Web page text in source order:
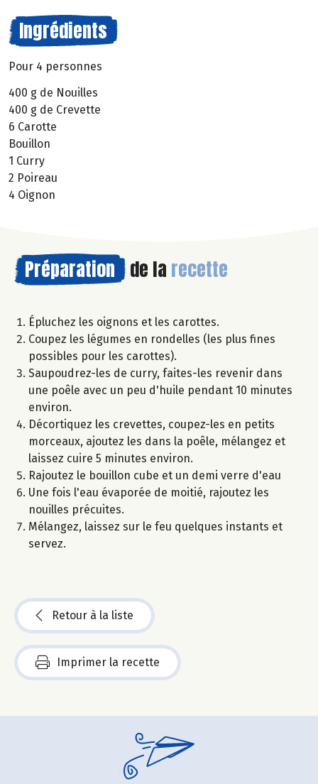
Ingrédients
Pour 4 personnes
400 g de Nouilles
400 g de Crevette
6 Carotte
Bouillon
1 Curry
2 Poireau
4 Oignon
Préparation de la recette
Épluchez les oignons et les carottes.
Coupez les légumes en rondelles (les plus fines
possibles pour les carottes).
Saupoudrez-les de curry, faites-les revenir dans
une poêle avec un peu d'huile pendant 10 minutes
environ.
Décortiquez les crevettes, coupez-les en petits
morceaux, ajoutez les dans la poêle, mélangez et
laissez cuire 5 minutes environ.
Rajoutez le bouillon cube et un demi verre d'eau
Une fois l'eau évaporée de moitié, rajoutez les
nouilles précuites.
Mélangez, laissez sur le feu quelques instants et
servez.
Retour à la liste
Imprimer la recette